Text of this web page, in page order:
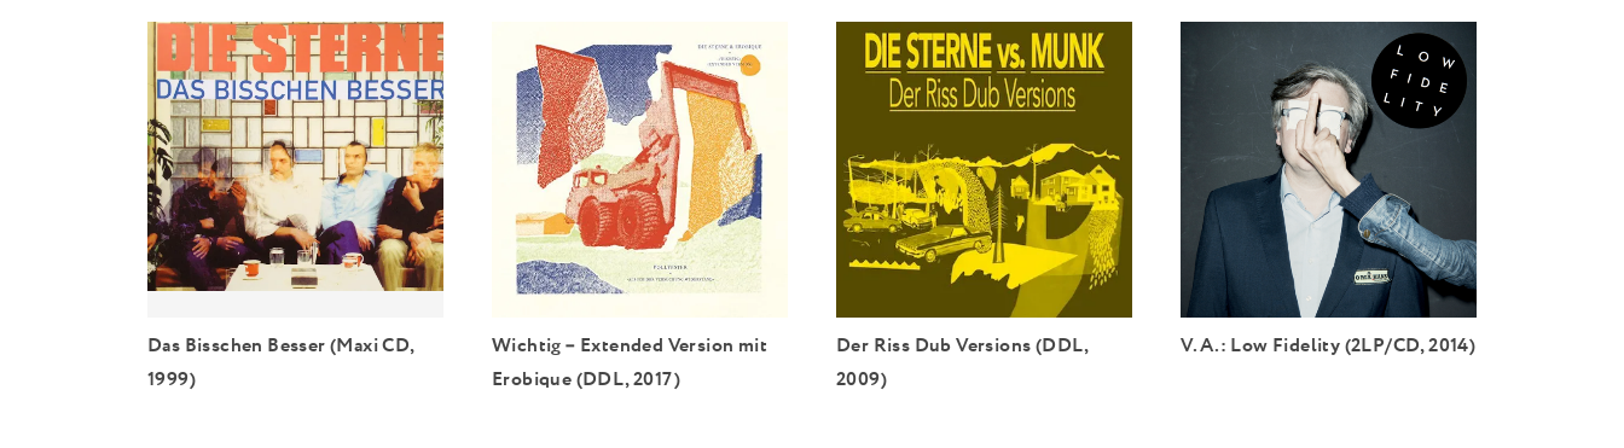
Das Bisschen Besser (Maxi CD,
1999)
Wichtig – Extended Version mit
Erobique (DDL, 2017)
Der Riss Dub Versions (DDL,
2009)
V.A.: Low Fidelity (2LP/CD, 2014)